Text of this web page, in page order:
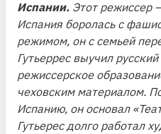
Испании. Этот режиссер
Испания боролась с
режимом, он с семьей
Гутьеррес выучил
режиссерское
чеховским материалом.
Испанию, он основал
Гутьерес долго работал